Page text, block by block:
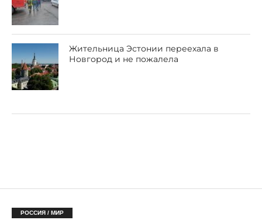
Жительница Эстонии переехала в
Новгород и не пожалела
РОССИЯ / МИР